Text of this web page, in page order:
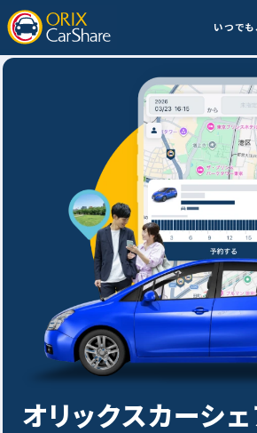
いつでも
オリックスカーシ